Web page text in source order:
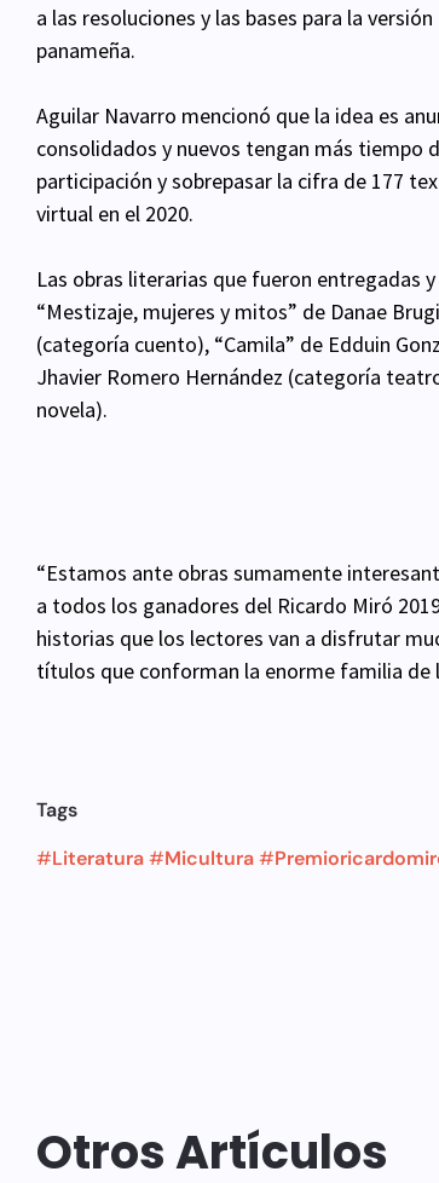
a las resoluciones y las bases para la
panameña.
Aguilar Navarro mencionó que la idea es
consolidados y nuevos tengan más tiempo
participación y sobrepasar la cifra de 177
virtual en el 2020.
Las obras literarias que fueron entregadas
“Mestizaje, mujeres y mitos” de Danae
(categoría cuento), “Camila” de Edduin
Jhavier Romero Hernández (categoría
novela).
“Estamos ante obras sumamente
a todos los ganadores del Ricardo Miró
historias que los lectores van a disfrutar
títulos que conforman la enorme familia de
Tags
#Literatura#Micultura#
Otros Artículos